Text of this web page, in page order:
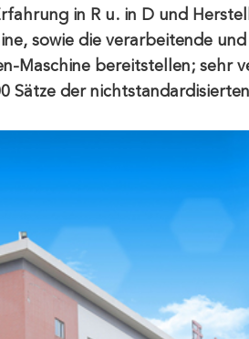
in R u. in D und
sowie die verarbeitende
Maschine bereitstellen; sehr
Sätze der